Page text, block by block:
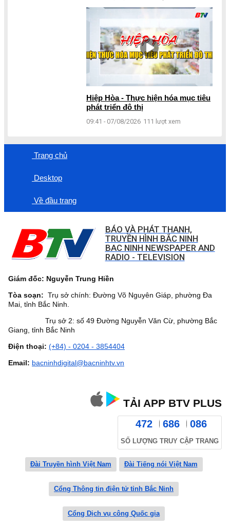
Hiệp Hòa - Thực hiện hóa mục tiêu
phát triển đô thị
09:41 - 07/08/2026 111 lượt xem
Trang chủ
Desktop
Về đầu trang
BÁO VÀ PHÁT THANH,
TRUYỀN HÌNH BẮC NINH
BAC NINH NEWSPAPER AND
RADIO - TELEVISION
Giám đốc: Nguyễn Trung Hiền
Tòa soạn: Trụ sở chính: Đường Võ Nguyên Giáp, phường Đa
Mai, tỉnh Bắc Ninh.
Trụ sở 2: số 49 Đường Nguyễn Văn Cừ, phường Bắc
Giang, tỉnh Bắc Ninh
Điện thoại: (+84) - 0204 - 3854404
Email: bacninhdigital@bacninhtv.vn
TẢI APP BTV PLUS
472 686 086
SỐ LƯỢNG TRUY CẬP TRANG
Đài Truyền hình Việt Nam Đài Tiếng nói Việt Nam
Cổng Thông tin điện tử tỉnh Bắc Ninh
Cổng Dịch vụ công Quốc gia